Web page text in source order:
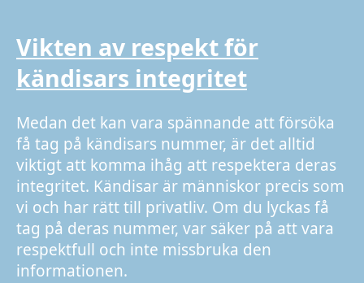
Vikten av respekt för
kändisars integritet
Medan det kan vara spännande att försöka
få tag på kändisars nummer, är det alltid
viktigt att komma ihåg att respektera deras
integritet. Kändisar är människor precis som
vi och har rätt till privatliv. Om du lyckas få
tag på deras nummer, var säker på att vara
respektfull och inte missbruka den
informationen.